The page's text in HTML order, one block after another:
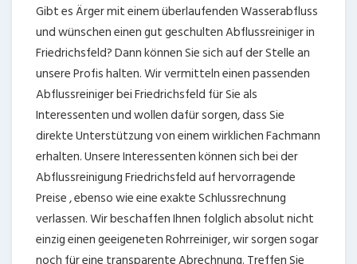
Gibt es Ärger mit einem überlaufenden Wasserabfluss
und wünschen einen gut geschulten Abflussreiniger in
Friedrichsfeld? Dann können Sie sich auf der Stelle an
unsere Profis halten. Wir vermitteln einen passenden
Abflussreiniger bei Friedrichsfeld für Sie als
Interessenten und wollen dafür sorgen, dass Sie
direkte Unterstützung von einem wirklichen Fachmann
erhalten. Unsere Interessenten können sich bei der
Abflussreinigung Friedrichsfeld auf hervorragende
Preise , ebenso wie eine exakte Schlussrechnung
verlassen. Wir beschaffen Ihnen folglich absolut nicht
einzig einen geeigeneten Rohrreiniger, wir sorgen sogar